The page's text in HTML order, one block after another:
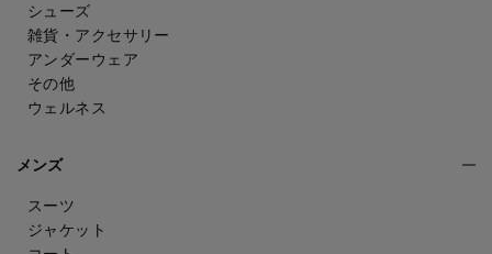
シューズ
雑貨・アクセサリー
アンダーウェア
その他
ウェルネス
メンズ
スーツ
ジャケット